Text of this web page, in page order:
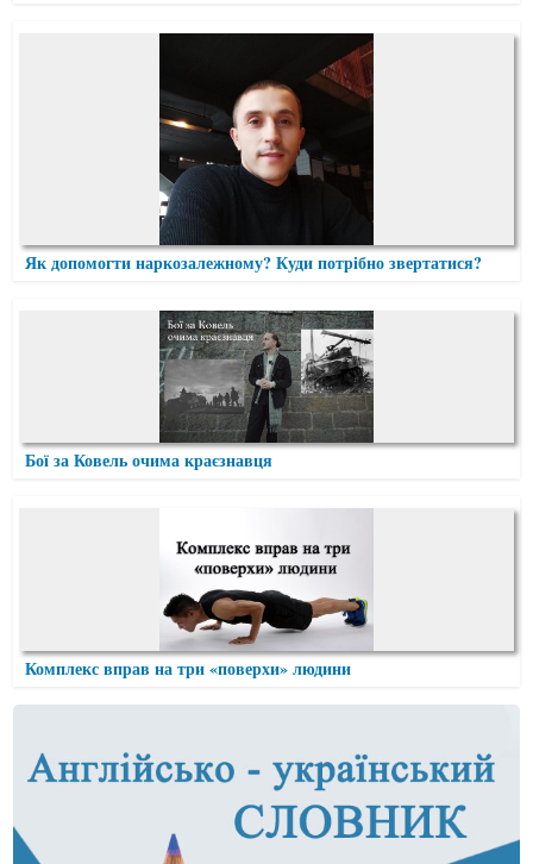
Як допомогти наркозалежному? Куди потрібно звертатися?
Бої за Ковель очима краєзнавця
Комплекс вправ на три «поверхи» людини